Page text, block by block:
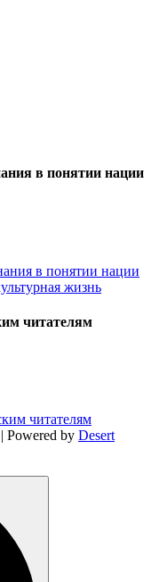
в понятии нации
жизнь
читателям
by Desert